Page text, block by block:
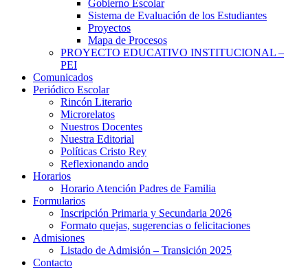
Gobierno Escolar
Sistema de Evaluación de los Estudiantes
Proyectos
Mapa de Procesos
PROYECTO EDUCATIVO INSTITUCIONAL –
PEI
Comunicados
Periódico Escolar
Rincón Literario
Microrelatos
Nuestros Docentes
Nuestra Editorial
Políticas Cristo Rey
Reflexionando ando
Horarios
Horario Atención Padres de Familia
Formularios
Inscripción Primaria y Secundaria 2026
Formato quejas, sugerencias o felicitaciones
Admisiones
Listado de Admisión – Transición 2025
Contacto